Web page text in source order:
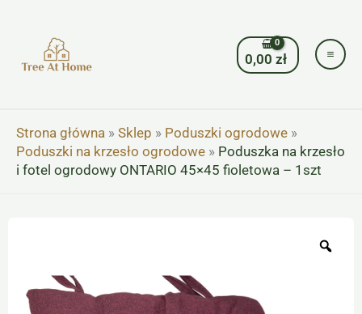
0,00zł
Strona główna » Sklep » Poduszki ogrodowe »
Poduszki na krzesło ogrodowe » Poduszka na krzesło
i fotel ogrodowy ONTARIO 45×45 fioletowa – 1szt